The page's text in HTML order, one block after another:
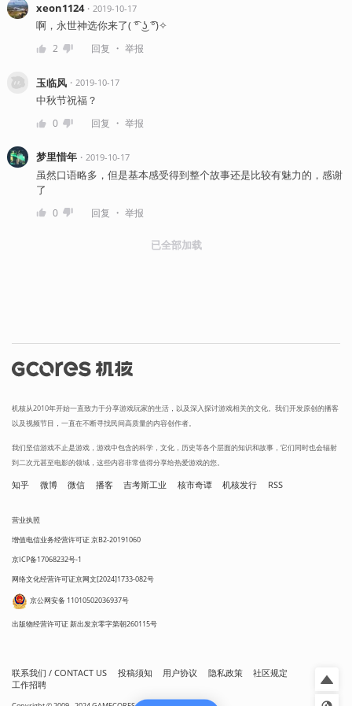
xeon1124・ 2019-10-17
啊，永世神选你来了( ͡° ͜ʖ ͡°)✧
2 回复 ・ 举报
玉临风・ 2019-10-17
中秋节祝福？
0 回复 ・ 举报
梦里惜年・ 2019-10-17
虽然口语略多，但是基本感受得到整个故事还是比较有魅力的，感谢
了
0 回复 ・ 举报
已全部加载
机核从2010年开始一直致力于分享游戏玩家的生活，以及深入探讨游戏相关的文化。我们开发原创的播客
以及视频节目，一直在不断寻找民间高质量的内容创作者。
我们坚信游戏不止是游戏，游戏中包含的科学，文化，历史等各个层面的知识和故事，它们同时也会辐射
到二次元甚至电影的领域，这些内容非常值得分享给热爱游戏的您。
知乎 微博 微信 播客 吉考斯工业 核市奇谭 机核发行 RSS
营业执照
增值电信业务经营许可证 京B2-20191060
京ICP备17068232号-1
网络文化经营许可证京网文[2024]1733-082号
京公网安备 11010502036937号
出版物经营许可证 新出发京零字第朝260115号
联系我们 / CONTACT US 投稿须知 用户协议 隐私政策
社区规定
工作招聘